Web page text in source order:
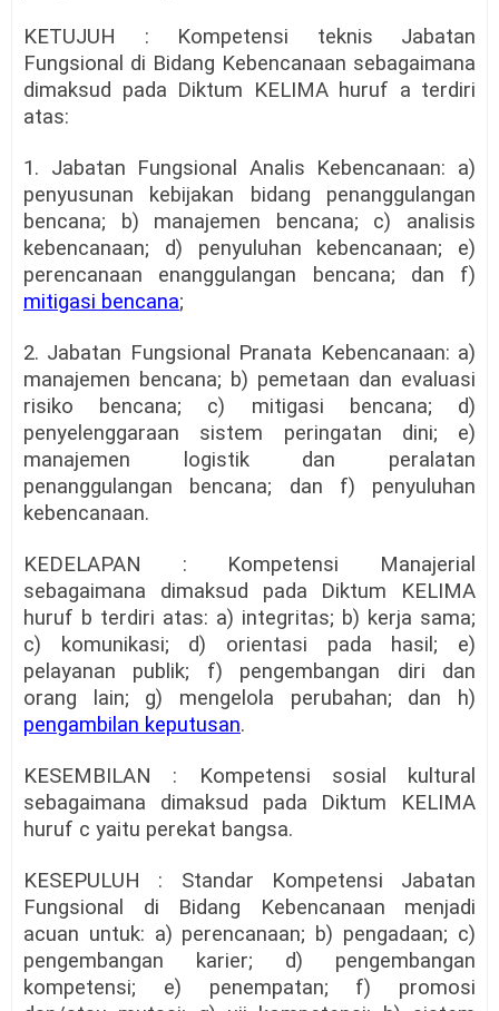
KETUJUH : Kompetensi teknis Jabatan
Fungsional di Bidang Kebencanaan sebagaimana
dimaksud pada Diktum KELIMA huruf a terdiri
atas:
1. Jabatan Fungsional Analis Kebencanaan: a)
penyusunan kebijakan bidang penanggulangan
bencana; b) manajemen bencana; c) analisis
kebencanaan; d) penyuluhan kebencanaan; e)
perencanaan enanggulangan bencana; dan f)
mitigasi bencana;
2. Jabatan Fungsional Pranata Kebencanaan: a)
manajemen bencana; b) pemetaan dan evaluasi
risiko bencana; c) mitigasi bencana; d)
penyelenggaraan sistem peringatan dini; e)
manajemen logistik dan peralatan
penanggulangan bencana; dan f) penyuluhan
kebencanaan.
KEDELAPAN : Kompetensi Manajerial
sebagaimana dimaksud pada Diktum KELIMA
huruf b terdiri atas: a) integritas; b) kerja sama;
c) komunikasi; d) orientasi pada hasil; e)
pelayanan publik; f) pengembangan diri dan
orang lain; g) mengelola perubahan; dan h)
pengambilan keputusan.
KESEMBILAN : Kompetensi sosial kultural
sebagaimana dimaksud pada Diktum KELIMA
huruf c yaitu perekat bangsa.
KESEPULUH : Standar Kompetensi Jabatan
Fungsional di Bidang Kebencanaan menjadi
acuan untuk: a) perencanaan; b) pengadaan; c)
pengembangan karier; d) pengembangan
kompetensi; e) penempatan; f) promosi